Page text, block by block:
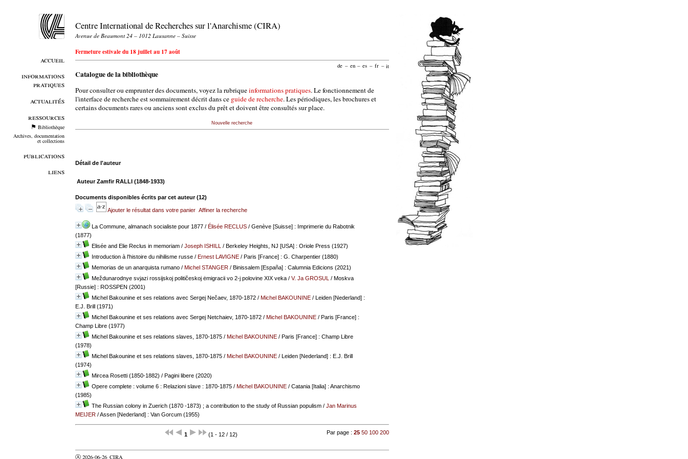
accueil
informations
pratiques
actualités
ressources
Bibliothèque
Archives, documentation
et collections
publications
liens
Centre International de Recherches sur l'Anarchisme (CIRA)
Avenue de Beaumont 24 – 1012 Lausanne – Suisse
Fermeture estivale du 18 juillet au 17 août
de – en – es – fr – it
Catalogue de la bibliothèque
Pour consulter ou emprunter des documents, voyez la rubriqueinformations pratiques. Le fonctionnement de
l'interface de recherche est sommairement décrit dans ce guide de recherche. Les périodiques, les brochures et
certains documents rares ou anciens sont exclus du prêt et doivent être consultés sur place.
Nouvelle recherche
Détail de l'auteur
Auteur Zamfir RALLI (1848-1933)
Documents disponibles écrits par cet auteur (12)
Ajouter le résultat dans votre panier Affiner la recherche
La Commune, almanach socialiste pour 1877/ Élisée RECLUS/ Genève [Suisse] : Imprimerie du Rabotnik
(1877)
Elisée and Elie Reclus in memoriam/ Joseph ISHILL / Berkeley Heights, NJ [USA] : Oriole Press (1927)
Introduction à l'histoire du nihilisme russe/ Ernest LAVIGNE/ Paris [France] : G. Charpentier (1880)
Memorias de un anarquista rumano/ Michel STANGER/ Binissalem [España] : Calumnia Edicions (2021)
Meždunarodnye svjazi rossijskoj političeskoj ėmigracii vo 2-j polovine XIX veka/ V. Ja GROSUL / Moskva
[Russie] : ROSSPEN (2001)
Michel Bakounine et ses relations avec Sergej Nečaev, 1870-1872/ Michel BAKOUNINE/ Leiden [Nederland] :
E.J. Brill (1971)
Michel Bakounine et ses relations avec Sergej Netchaiev, 1870-1872/ Michel BAKOUNINE/ Paris [France] :
Champ Libre (1977)
Michel Bakounine et ses relations slaves, 1870-1875/ Michel BAKOUNINE/ Paris [France] : Champ Libre
(1978)
Michel Bakounine et ses relations slaves, 1870-1875/ Michel BAKOUNINE/ Leiden [Nederland] : E.J. Brill
(1974)
Mircea Rosetti (1850-1882) / Pagini libere (2020)
Opere complete : volume 6 : Relazioni slave : 1870-1875/ Michel BAKOUNINE/ Catania [Italia] : Anarchismo
(1985)
The Russian colony in Zuerich (1870 -1873) ; a contribution to the study of Russian populism/ Jan Marinus
MEIJER/ Assen [Nederland] : Van Gorcum (1955)
1 (1 - 12 / 12) Par page :25 50 100 200
Ⓐ 2026-06-26 CIRA